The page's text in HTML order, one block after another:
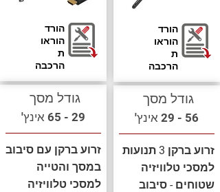
הורד
הוראו
ת
הרכבה
גודל מסך
29 - 65 אינץ'
זרוע ברקן עם סיבוב
במסך והטייה
למסכי טלוויזיה
הורד
הוראו
ת
הרכבה
גודל מסך
56 - 29 אינץ'
זרוע ברקן 3 תנועות
למסכי טלוויזיה
שטוחים - סיבוב